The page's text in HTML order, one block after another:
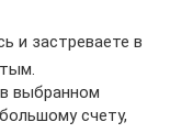
и застреваете в
выбранном
счету,